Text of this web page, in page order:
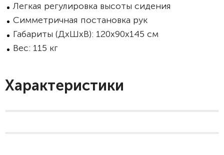
Легкая регулировка высоты сидения
Симметричная постановка рук
Габариты (ДхШхВ): 120х90х145 см
Вес: 115 кг
Характеристики